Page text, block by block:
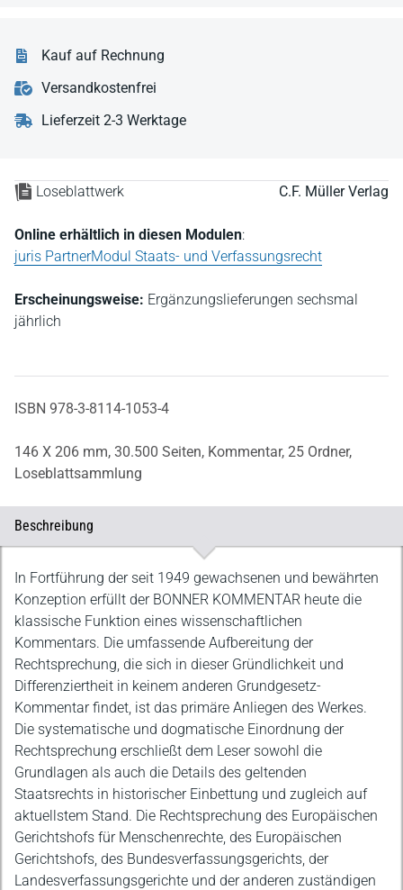
Loseblattwerk C.F. Müller Verlag
Online erhältlich in diesen Modulen:
juris PartnerModul Staats- und Verfassungsrecht
Erscheinungsweise: Ergänzungslieferungen sechsmal
jährlich
ISBN 978-3-8114-1053-4
146 X 206 mm, 30.500 Seiten, Kommentar, 25 Ordner,
Loseblattsammlung
Kauf auf Rechnung
Versandkostenfrei
Lieferzeit 2-3 Werktage
Beschreibung
Beschreibung
In Fortführung der seit 1949 gewachsenen und bewährten
Konzeption erfüllt der BONNER KOMMENTAR heute die
klassische Funktion eines wissenschaftlichen
Kommentars. Die umfassende Aufbereitung der
Rechtsprechung, die sich in dieser Gründlichkeit und
Differenziertheit in keinem anderen Grundgesetz-
Kommentar findet, ist das primäre Anliegen des Werkes.
Die systematische und dogmatische Einordnung der
Rechtsprechung erschließt dem Leser sowohl die
Grundlagen als auch die Details des geltenden
Staatsrechts in historischer Einbettung und zugleich auf
aktuellstem Stand. Die Rechtsprechung des Europäischen
Gerichtshofs für Menschenrechte, des Europäischen
Gerichtshofs, des Bundesverfassungsgerichts, der
Landesverfassungsgerichte und der anderen zuständigen